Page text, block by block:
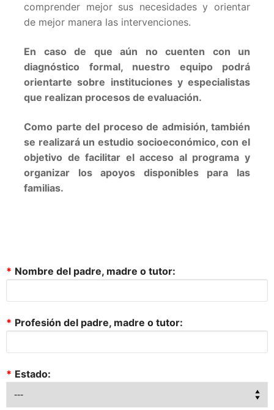
comprender mejor sus necesidades y orientar
de mejor manera las intervenciones.
En caso de que aún no cuenten con un
diagnóstico formal, nuestro equipo podrá
orientarte sobre instituciones y especialistas
que realizan procesos de evaluación.
Como parte del proceso de admisión, también
se realizará un estudio socioeconómico, con el
objetivo de facilitar el acceso al programa y
organizar los apoyos disponibles para las
familias.
* Nombre del padre, madre o tutor:
* Profesión del padre, madre o tutor:
* Estado: